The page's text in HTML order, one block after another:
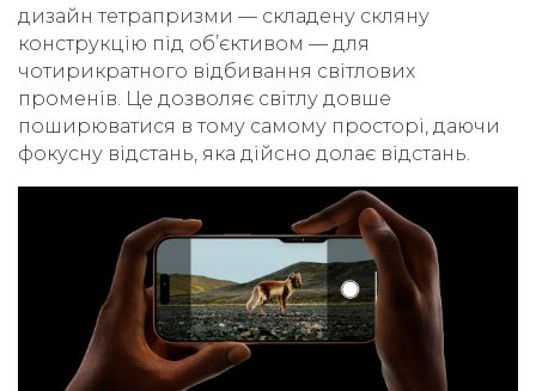
дизайн тетрапризми — складену скляну
конструкцію під об’єктивом — для
чотирикратного відбивання світлових
променів. Це дозволяє світлу довше
поширюватися в тому самому просторі, даючи
фокусну відстань, яка дійсно долає відстань.